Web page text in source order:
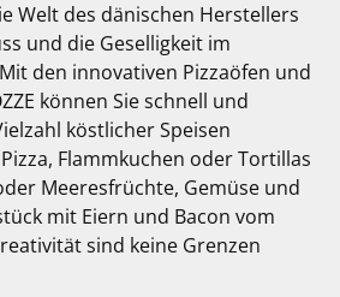
Welt des dänischen Herstellers
und die Geselligkeit im
den innovativen Pizzaöfen und
können Sie schnell und
köstlicher Speisen
Flammkuchen oder Tortillas
Meeresfrüchte, Gemüse und
mit Eiern und Bacon vom
sind keine Grenzen